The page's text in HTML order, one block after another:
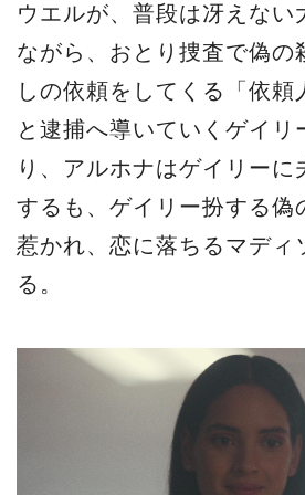
ウエルが、普段は冴えない
ながら、おとり捜査で偽の
しの依頼をしてくる「依頼
と逮捕へ導いていくゲイリ
り、アルホナはゲイリーに
するも、ゲイリー扮する偽
惹かれ、恋に落ちるマディ
る。